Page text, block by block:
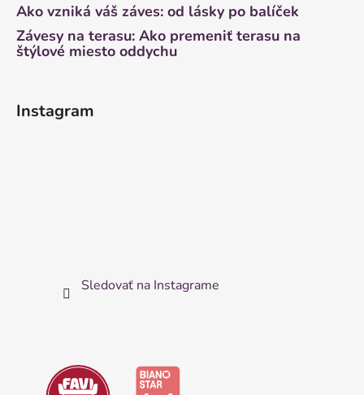
Ako vzniká váš záves: od lásky po balíček
Závesy na terasu: Ako premeniť terasu na
štýlové miesto oddychu
Instagram
Sledovať na Instagrame